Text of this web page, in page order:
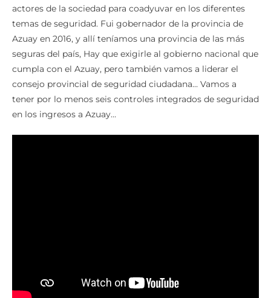
actores de la sociedad para coadyuvar en los diferentes
temas de seguridad. Fui gobernador de la provincia de
Azuay en 2016, y allí teníamos una provincia de las más
seguras del país, Hay que exigirle al gobierno nacional que
cumpla con el Azuay, pero también vamos a liderar el
consejo provincial de seguridad ciudadana… Vamos a
tener por lo menos seis controles integrados de seguridad
en los ingresos a Azuay…